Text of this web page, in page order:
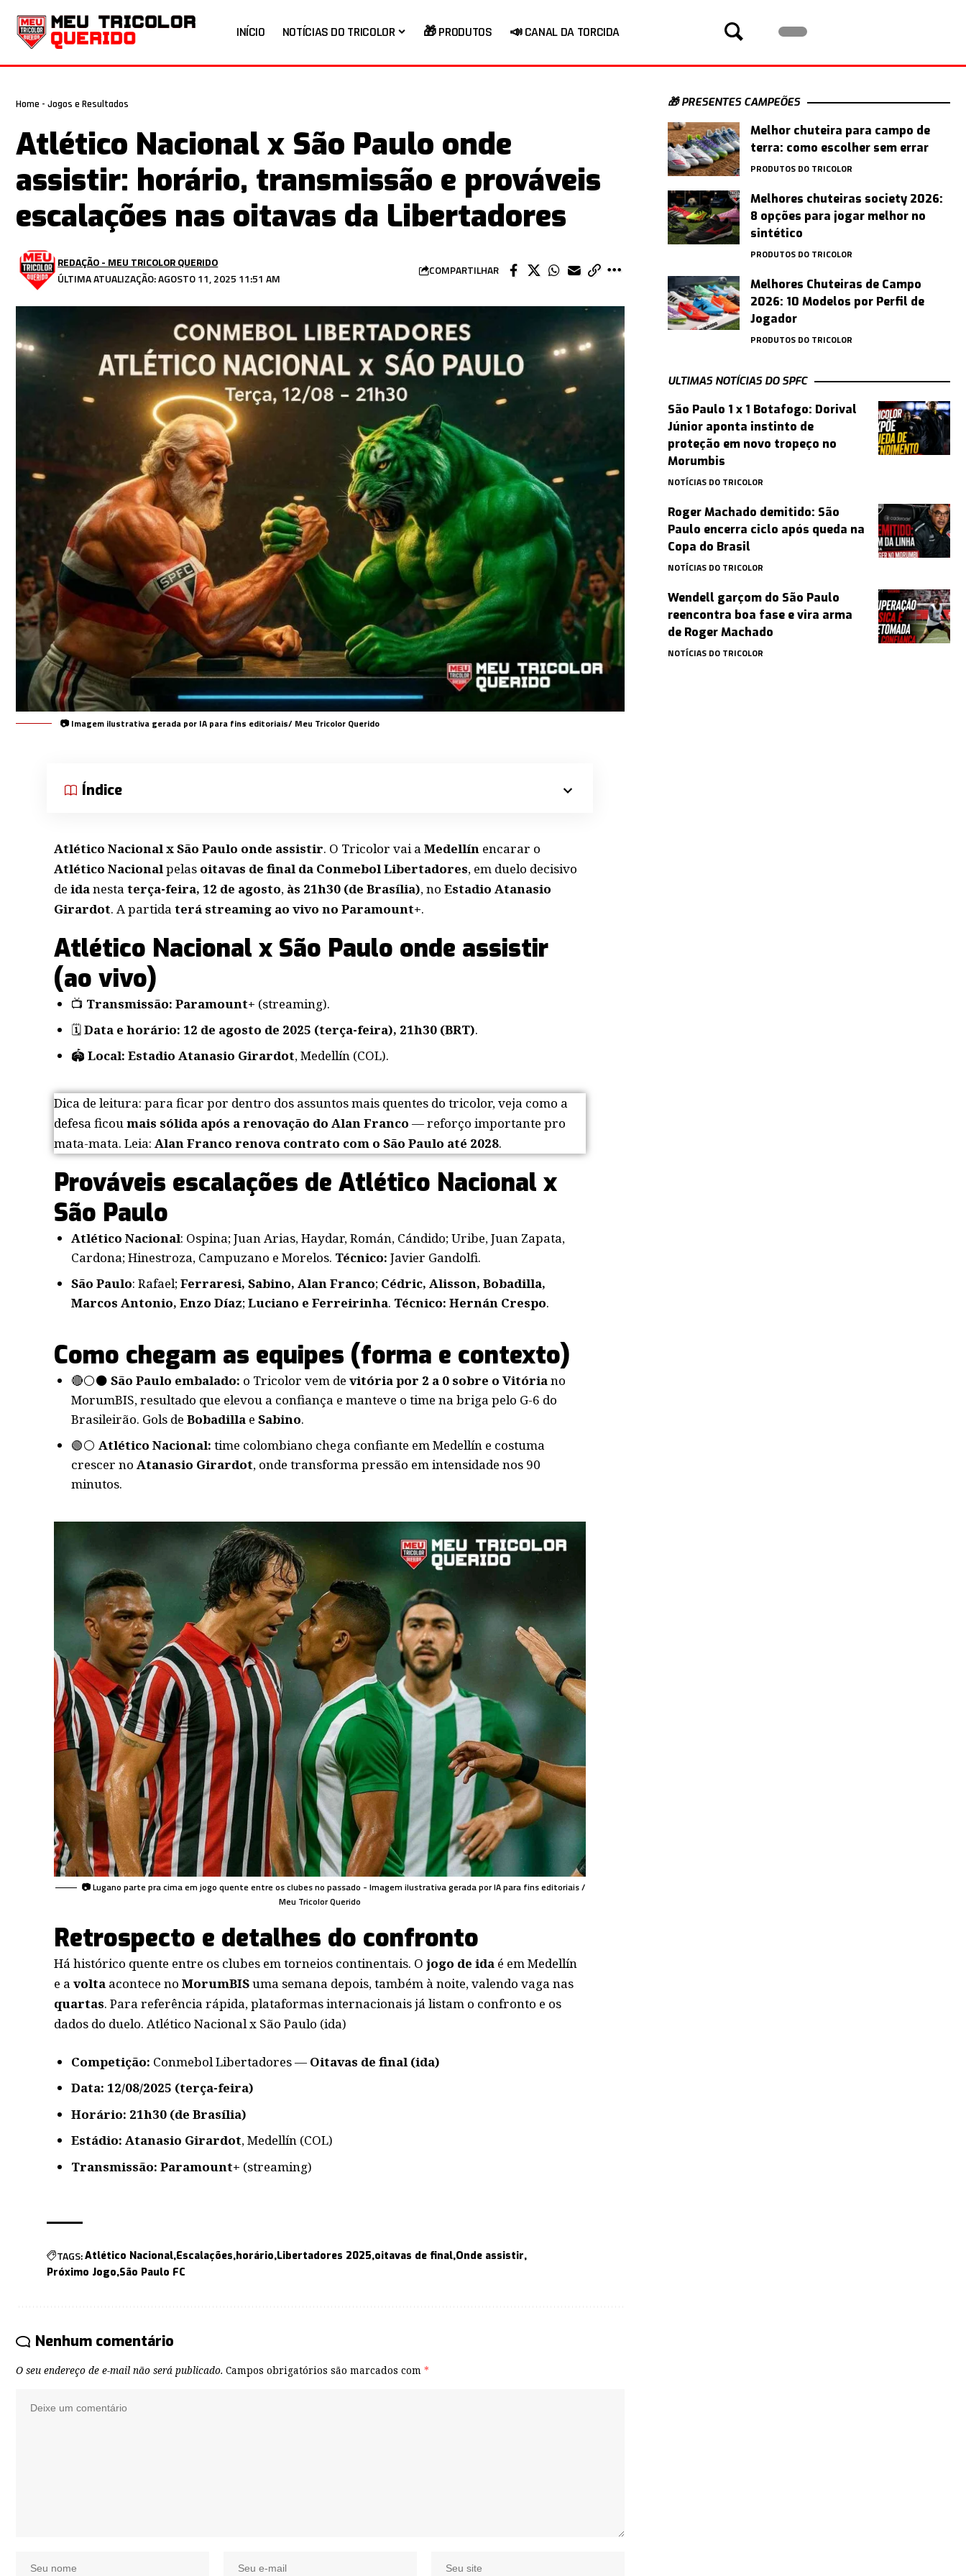
INÍCIO NOTÍCIAS DO TRICOLOR 🎁 PRODUTOS 📣 CANAL DA TORCIDA
Home - Jogos e Resultados
Atlético Nacional x São Paulo onde
assistir: horário, transmissão e prováveis
escalações nas oitavas da Libertadores
ÚLTIMA ATUALIZAÇÃO: AGOSTO 11, 2025 11:51 AM
REDAÇÃO - MEU TRICOLOR QUERIDO
COMPARTILHAR
📷 Imagem ilustrativa gerada por IA para fins editoriais/ Meu Tricolor Querido
Índice
Atlético Nacional x São Paulo onde assistir. O Tricolor vai aMedellín encarar o
Atlético Nacionalpelas oitavas de final da Conmebol Libertadores, em duelo decisivo
deidanestaterça-feira, 12 de agosto, às 21h30 (de Brasília), noEstadio Atanasio
Girardot. A partidaterá streaming ao vivo no Paramount+.
Atlético Nacional x São Paulo onde assistir
(ao vivo)
📺 Transmissão: Paramount+ (streaming).
🗓️Data e horário: 12 de agosto de 2025 (terça-feira), 21h30 (BRT).
🏟️Local: Estadio Atanasio Girardot, Medellín (COL).
Dica de leitura: para ficar por dentro dos assuntos mais quentes do tricolor, veja como a
defesa ficoumais sólida após a renovação do Alan Franco — reforço importante pro
mata-mata. Leia:Alan Franco renova contrato com o São Paulo até 2028.
Prováveis escalações de Atlético Nacional x
São Paulo
Atlético Nacional: Ospina; Juan Arias, Haydar, Román, Cándido; Uribe, Juan Zapata,
Cardona; Hinestroza, Campuzano e Morelos. Técnico: Javier Gandolfi.
São Paulo: Rafael;Ferraresi, Sabino, Alan Franco; Cédric, Alisson, Bobadilla,
Marcos Antonio, Enzo Díaz;Luciano e Ferreirinha. Técnico: Hernán Crespo.
Como chegam as equipes (forma e contexto)
🔴⚪⚫São Paulo embalado: o Tricolor vem devitória por 2 a 0 sobre o Vitóriano
MorumBIS, resultado que elevou a confiança e manteve o time na briga pelo G-6 do
Brasileirão. Gols deBobadilla eSabino.
🟢⚪Atlético Nacional: time colombiano chega confiante em Medellín e costuma
crescer noAtanasio Girardot, onde transforma pressão em intensidade nos 90
minutos.
📷 Lugano parte pra cima em jogo quente entre os clubes no passado - Imagem ilustrativa gerada por IA para fins editoriais /
Meu Tricolor Querido
Retrospecto e detalhes do confronto
Há histórico quente entre os clubes em torneios continentais. Ojogo de ida é em Medellín
e avolta acontece noMorumBISuma semana depois, também à noite, valendo vaga nas
quartas. Para referência rápida, plataformas internacionais já listam o confronto e os
dados do duelo. Atlético Nacional x São Paulo (ida)
Competição: Conmebol Libertadores — Oitavas de final (ida)
Data: 12/08/2025 (terça-feira)
Horário: 21h30 (de Brasília)
Estádio: Atanasio Girardot, Medellín (COL)
Transmissão: Paramount+ (streaming)
TAGS:Atlético Nacional Escalações horário Libertadores 2025 oitavas de final Onde assistir
Próximo Jogo São Paulo FC
Nenhum comentário
O seu endereço de e-mail não será publicado. Campos obrigatórios são marcados com *
🎁 PRESENTES CAMPEÕES
Melhor chuteira para campo de
terra: como escolher sem errar
PRODUTOS DO TRICOLOR
Melhores chuteiras society 2026:
8 opções para jogar melhor no
sintético
PRODUTOS DO TRICOLOR
Melhores Chuteiras de Campo
2026: 10 Modelos por Perfil de
Jogador
PRODUTOS DO TRICOLOR
ULTIMAS NOTÍCIAS DO SPFC
São Paulo 1 x 1 Botafogo: Dorival
Júnior aponta instinto de
proteção em novo tropeço no
Morumbis
NOTÍCIAS DO TRICOLOR
Roger Machado demitido: São
Paulo encerra ciclo após queda na
Copa do Brasil
NOTÍCIAS DO TRICOLOR
Wendell garçom do São Paulo
reencontra boa fase e vira arma
de Roger Machado
NOTÍCIAS DO TRICOLOR